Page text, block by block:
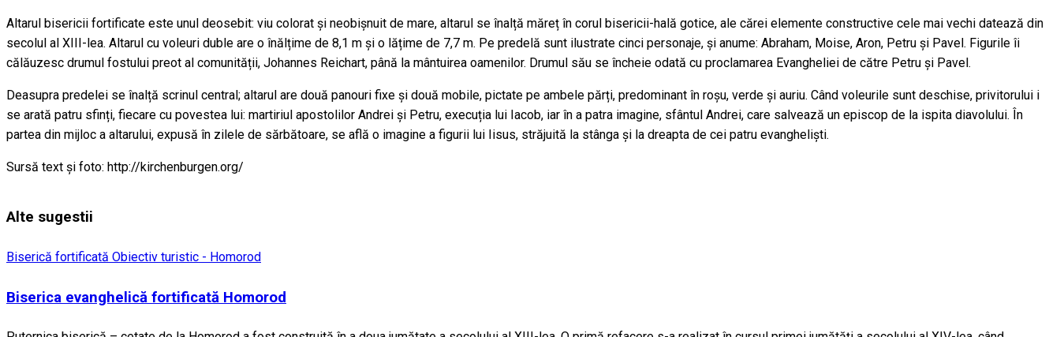
Altarul bisericii fortificate este unul deosebit: viu colorat și neobișnuit de mare, altarul se înalță măreț în corul bisericii-hală gotice, ale cărei elemente constructive cele mai vechi datează din
secolul al XIII-lea. Altarul cu voleuri duble are o înălțime de 8,1 m și o lățime de 7,7 m. Pe predelă sunt ilustrate cinci personaje, și anume: Abraham, Moise, Aron, Petru și Pavel. Figurile îi
călăuzesc drumul fostului preot al comunității, Johannes Reichart, până la mântuirea oamenilor. Drumul său se încheie odată cu proclamarea Evangheliei de către Petru și Pavel.
Deasupra predelei se înalță scrinul central; altarul are două panouri fixe și două mobile, pictate pe ambele părți, predominant în roșu, verde și auriu. Când voleurile sunt deschise, privitorului i
se arată patru sfinți, fiecare cu povestea lui: martiriul apostolilor Andrei și Petru, execuția lui Iacob, iar în a patra imagine, sfântul Andrei, care salvează un episcop de la ispita diavolului. În
partea din mijloc a altarului, expusă în zilele de sărbătoare, se află o imagine a figurii lui Iisus, străjuită la stânga și la dreapta de cei patru evangheliști.
Sursă text și foto: http://kirchenburgen.org/
Alte sugestii
Biserică fortificată Obiectiv turistic - Homorod
Biserica evanghelică fortificată Homorod